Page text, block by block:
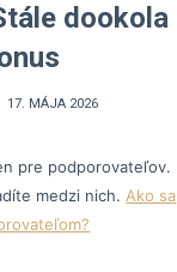
dookola
17. MÁJA 2026
pre podporovateľov.
medzi nich. Ako sa